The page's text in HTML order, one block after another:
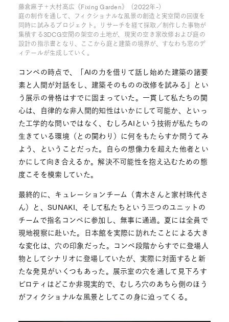
藤倉麻子＋大村高広《Fixing Garden》（2022年-）
庭の制作を通して、フィクショナルな風景の創造と実空間の回復を
同時に試みるプロジェクト。リサーチを経て採取／制作した事物が
集積する3DCG空間の架空の土地が、現実の空き家改修および庭の
設計の指示書となり、ここから庭と建築の境界が、すなわち窓のデ
ィテールが生成していく。
コンペの時点で、「AIの力を借りて話し始めた建築の諸要
素と人間が対話をし、建築そのものの改修を試みる」とい
う展示の骨格はすでに固まっていた。一貫して私たちの関
心は、自律的な非人間的知性はいかにして可能か、といっ
た工学的な問いではなく、むしろAIという技術が私たちの
生きている環境（との関わり）に何をもたらすか問うてみ
よう、ということだった。自らの想像力を超えた他者とい
かにして向き合えるか。解決不可能性を抱え込むための態
度こそを模索していた。
最終的に、キュレーションチーム（青木さんと家村珠代さ
ん）と、SUNAKI、そして私たちという三つのユニットの
チームで指名コンペに参加し、無事に通過。夏には全員で
現地視察に赴いた。日本館を実際に訪れたことによる大き
な変化は、穴の印象だった。コンペ段階からすでに登場人
物としてシナリオに登場していたが、実際に対面すると新
たな発見がいくつもあった。展示室の穴を通して見下ろす
ピロティはどこか非現実的で、むしろ穴のあちら側のほう
がフィクショナルな風景としてこの身に迫ってくる。